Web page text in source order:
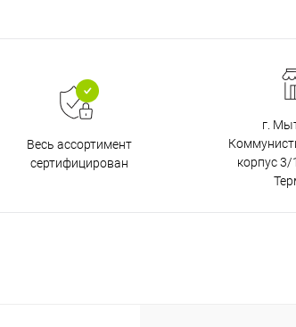
Весь ассортимент
сертифицирован
г.
корпус 3/